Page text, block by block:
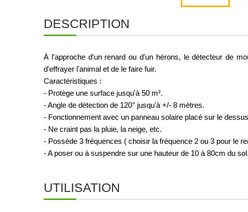
DESCRIPTION
À l'approche d'un renard ou d'un hérons, le détecteur de
d'effrayer l'animal et de le faire fuir.
Caractéristiques :
- Protège une surface jusqu'à 50 m².
- Angle de détection de 120° jusqu'à +/- 8 mètres.
- Fonctionnement avec un panneau solaire placé sur le
- Ne craint pas la pluie, la neige, etc.
- Possède 3 fréquences ( choisir la fréquence 2 ou 3 pour le
- A poser ou à suspendre sur une hauteur de 10 à 80cm du sol.
UTILISATION